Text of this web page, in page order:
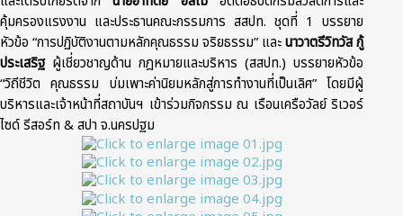
คุ้มครองแรงงาน และประธานคณะกรรมการ สสปท. ชุดที่ 1 บรรยาย
หัวข้อ “การปฏิบัติงานตามหลักคุณธรรม จริยธรรม” และนาวาตรีวิทวัส กู้
ประเสริฐผู้เชี่ยวชาญด้าน กฎหมายและบริหาร (สสปท.) บรรยายหัวข้อ
“วิถีชีวิต คุณธรรม บ่มเพาะค่านิยมหลักสู่การทำงานที่เป็นเลิศ” โดยมีผู้
บริหารและเจ้าหน้าที่สถาบันฯ เข้าร่วมกิจกรรม ณ เรือนเครือวัลย์ ริเวอร์
ไซด์ รีสอร์ท & สปา จ.นครปฐม